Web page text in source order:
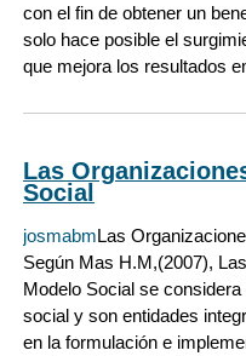
con el fin de obtener un
solo hace posible el
que mejora los resultados
Las
Social
josmabmLas
Según Mas H.M,(2007),
Modelo Social se
social y son entidades
en la formulación e